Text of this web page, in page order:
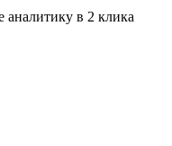
аналитику в 2 клика